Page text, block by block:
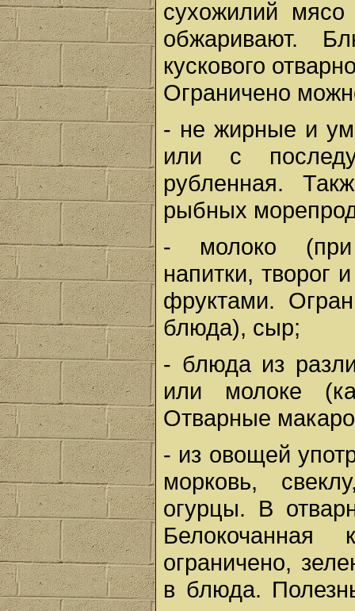
сухожилий
обжаривают.
кускового
Ограничено
- не жирные и
или с
рубленная.
рыбных
- молоко (при
напитки, творог
фруктами.
блюда), сыр;
- блюда из
или молоке
Отварные
- из овощей
морковь,
огурцы. В
ограничено,
в блюда.